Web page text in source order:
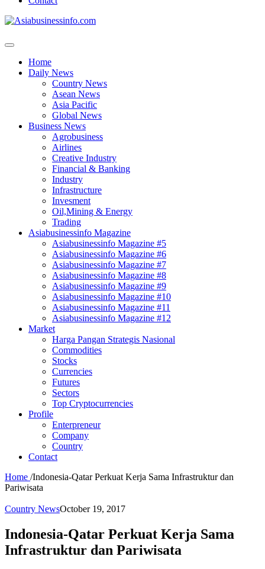
Home
Daily News
Country News
Asean News
Asia Pacific
Global News
Business News
Agrobusiness
Airlines
Creative Industry
Financial & Banking
Industry
Infrastructure
Invesment
Oil,Mining & Energy
Trading
Asiabusinessinfo Magazine
Asiabusinessinfo Magazine #5
Asiabusinessinfo Magazine #6
Asiabusinessinfo Magazine #7
Asiabusinessinfo Magazine #8
Asiabusinessinfo Magazine #9
Asiabusinessinfo Magazine #10
Asiabusinessinfo Magazine #11
Asiabusinessinfo Magazine #12
Market
Harga Pangan Strategis Nasional
Commodities
Stocks
Currencies
Futures
Sectors
Top Cryptocurrencies
Profile
Enterpreneur
Company
Country
Contact
Home /Indonesia-Qatar Perkuat Kerja Sama Infrastruktur dan
Pariwisata
Country NewsOctober 19, 2017
Indonesia-Qatar Perkuat Kerja Sama
Infrastruktur dan Pariwisata